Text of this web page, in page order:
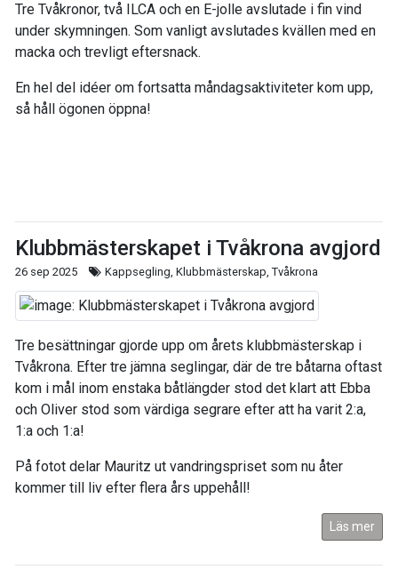
Tre Tvåkronor, två ILCA och en E-jolle avslutade i fin vind
under skymningen. Som vanligt avslutades kvällen med en
macka och trevligt eftersnack.
En hel del idéer om fortsatta måndagsaktiviteter kom upp,
så håll ögonen öppna!
Klubbmästerskapet i Tvåkrona avgjord
26 sep 2025 Kappsegling, Klubbmästerskap, Tvåkrona
Tre besättningar gjorde upp om årets klubbmästerskap i
Tvåkrona. Efter tre jämna seglingar, där de tre båtarna oftast
kom i mål inom enstaka båtlängder stod det klart att Ebba
och Oliver stod som värdiga segrare efter att ha varit 2:a,
1:a och 1:a!
På fotot delar Mauritz ut vandringspriset som nu åter
kommer till liv efter flera års uppehåll!
Läs mer